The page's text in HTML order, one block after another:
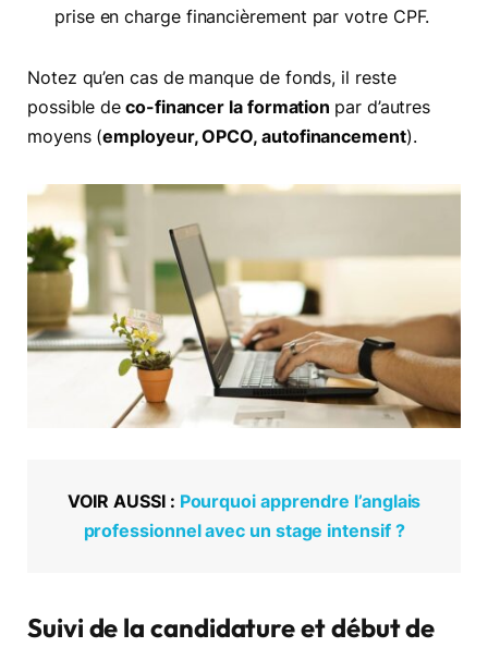
prise en charge financièrement par votre CPF.
Notez qu’en cas de manque de fonds, il reste
possible de co-financer la formation par d’autres
moyens (employeur, OPCO, autofinancement).
VOIR AUSSI : Pourquoi apprendre l’anglais
professionnel avec un stage intensif ?
Suivi de la candidature et début de